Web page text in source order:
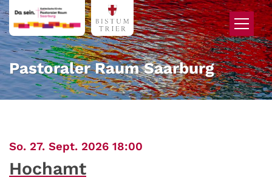
Zum Inhalt springen
Pastoraler Raum Saarburg
So. 27. Sept. 2026 18:00
Hochamt